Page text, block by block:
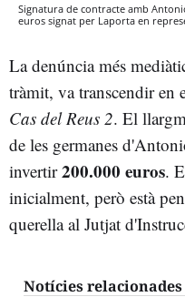
Signatura de contracte amb
euros signat per Laporta en
La denúncia més
tràmit, va transcendir en
Cas del Reus 2. El
de les germanes
invertir200.000 euros.
inicialment, però està
querella al Jutjat
Notícies relacionades